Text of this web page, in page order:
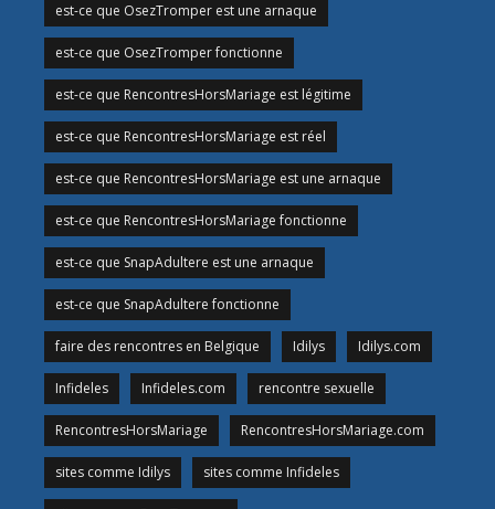
est-ce que OsezTromper est une arnaque
est-ce que OsezTromper fonctionne
est-ce que RencontresHorsMariage est légitime
est-ce que RencontresHorsMariage est réel
est-ce que RencontresHorsMariage est une arnaque
est-ce que RencontresHorsMariage fonctionne
est-ce que SnapAdultere est une arnaque
est-ce que SnapAdultere fonctionne
faire des rencontres en Belgique Idilys Idilys.com
Infideles Infideles.com rencontre sexuelle
RencontresHorsMariage RencontresHorsMariage.com
sites comme Idilys sites comme Infideles